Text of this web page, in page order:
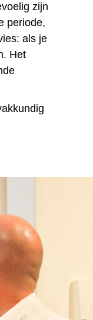
zijn
periode,
als je
Het